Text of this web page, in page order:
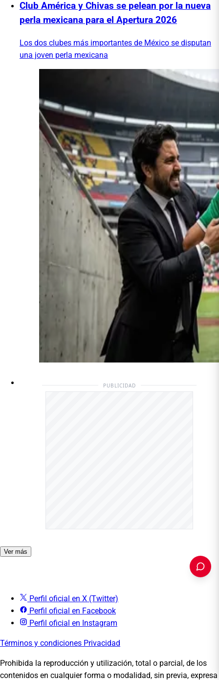
Club América y Chivas se pelean por la nueva
perla mexicana para el Apertura 2026
Los dos clubes más importantes de México se disputan
una joven perla mexicana
PUBLICIDAD
Ver más
PUBLICIDAD
Perfil oficial en X (Twitter)
Perfil oficial en Facebook
Perfil oficial en Instagram
Términos y condiciones Privacidad
Prohibida la reproducción y utilización, total o parcial, de los
contenidos en cualquier forma o modalidad, sin previa, expresa